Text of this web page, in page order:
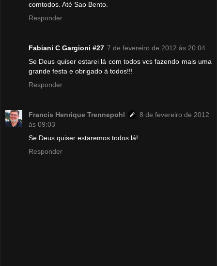
comtodos. Até Sao Bento.
Responder
Fabiani C Gargioni #27 7 de fevereiro de 2012 às 20:04
Se Deus quiser estarei lá com todos vcs fazendo mais uma
grande festa e obrigado à todos!!!
Responder
Francis Henrique Trennepohl
8 de fevereiro de 2012
às 09:03
Se Deus quiser estaremos todos lá!
Responder